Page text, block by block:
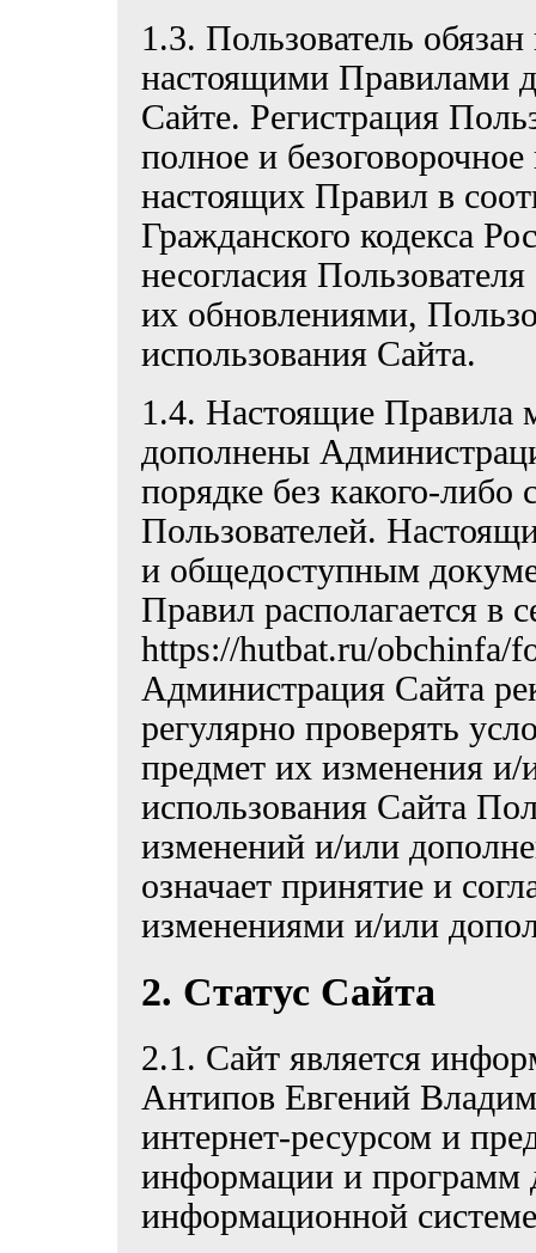
1.3. Пользователь
настоящими Правилами
Сайте. Регистрация
полное и
настоящих Правил в
Гражданского кодекса
несогласия
их обновлениями,
использования Сайта.
1.4. Настоящие Правила
дополнены
порядке без какого-либо
Пользователей.
и общедоступным
Правил располагается в
https://hutbat.ru/obchinfa/
Администрация Сайта
регулярно проверять
предмет их изменения
использования Сайта
изменений и/или
означает принятие и
изменениями и/или
2. Статус Сайта
2.1. Сайт является
Антипов Евгений
интернет-ресурсом и
информации и
информационной